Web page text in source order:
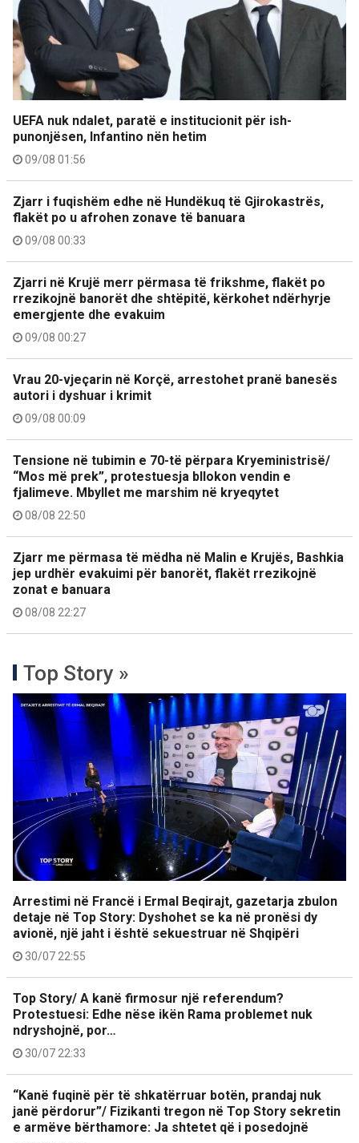
UEFA nuk ndalet, paratë e institucionit për ish-
punonjësen, Infantino nën hetim
09/08 01:56
Zjarr i fuqishëm edhe në Hundëkuq të Gjirokastrës,
flakët po u afrohen zonave të banuara
09/08 00:33
Zjarri në Krujë merr përmasa të frikshme, flakët po
rrezikojnë banorët dhe shtëpitë, kërkohet ndërhyrje
emergjente dhe evakuim
09/08 00:27
Vrau 20-vjeçarin në Korçë, arrestohet pranë banesës
autori i dyshuar i krimit
09/08 00:09
Tensione në tubimin e 70-të përpara Kryeministrisë/
“Mos më prek”, protestuesja bllokon vendin e
fjalimeve. Mbyllet me marshim në kryeqytet
08/08 22:50
Zjarr me përmasa të mëdha në Malin e Krujës, Bashkia
jep urdhër evakuimi për banorët, flakët rrezikojnë
zonat e banuara
08/08 22:27
Top Story »
Arrestimi në Francë i Ermal Beqirajt, gazetarja zbulon
detaje në Top Story: Dyshohet se ka në pronësi dy
avionë, një jaht i është sekuestruar në Shqipëri
30/07 22:55
Top Story/ A kanë firmosur një referendum?
Protestuesi: Edhe nëse ikën Rama problemet nuk
ndryshojnë, por…
30/07 22:33
“Kanë fuqinë për të shkatërruar botën, prandaj nuk
janë përdorur”/ Fizikanti tregon në Top Story sekretin
e armëve bërthamore: Ja shtetet që i posedojnë